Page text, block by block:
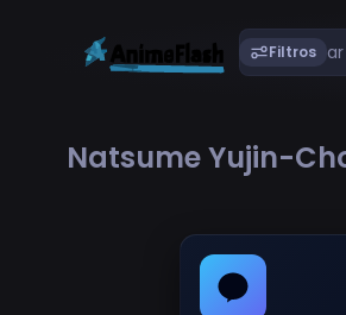
Filtros
Natsume Yujin-